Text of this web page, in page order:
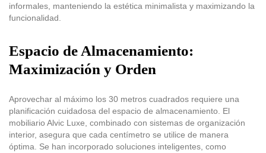
informales, manteniendo la estética minimalista y maximizando la
funcionalidad.
Espacio de Almacenamiento:
Maximización y Orden
Aprovechar al máximo los 30 metros cuadrados requiere una
planificación cuidadosa del espacio de almacenamiento. El
mobiliario Alvic Luxe, combinado con sistemas de organización
interior, asegura que cada centímetro se utilice de manera
óptima. Se han incorporado soluciones inteligentes, como